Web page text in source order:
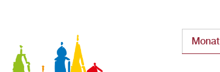
hier
Monat